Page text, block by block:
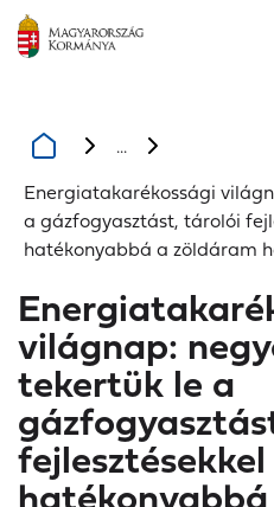
...
Energiatakarékossági
a gázfogyasztást, tárolói
hatékonyabbá a zöldáram
világnap:
tekertük le a